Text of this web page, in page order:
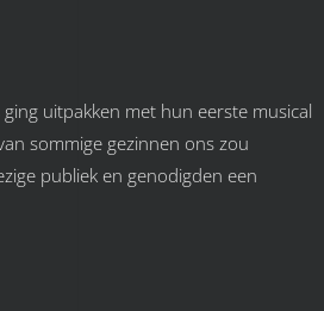
uitpakken met hun eerste musical
sommige gezinnen ons zou
publiek en genodigden een